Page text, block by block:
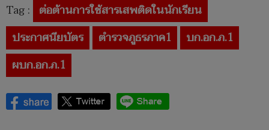
Tag : ต่อต้านการใช้สารเสพติดในนักเรียน
ประกาศนียบัตร
ตำรวจภูธรภาค1
บก.อก.ภ.1
ผบก.อก.ภ.1